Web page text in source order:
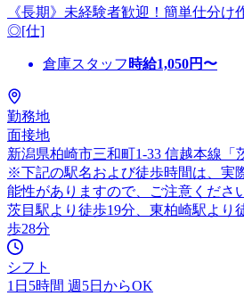
《長期》未経験者歓迎！簡単仕分
◎[仕]
倉庫スタッフ 時給1,050円〜
勤務地
面接地
新潟県柏崎市三和町1-33 信越本線「
※下記の駅名および徒歩時間は、実
能性がありますので、ご注意くださ
茨目駅より徒歩19分、東柏崎駅より
歩28分
シフト
1日5時間 週5日からOK